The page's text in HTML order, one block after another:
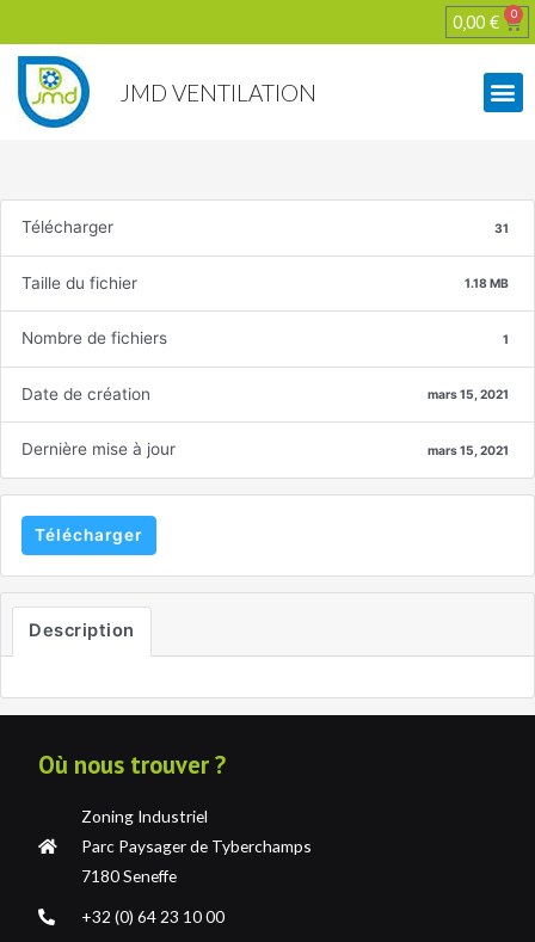
0,00 € 0
JMD VENTILATION
Télécharger 31
Taille du fichier 1.18 MB
Nombre de fichiers 1
Date de création mars 15, 2021
Dernière mise à jour mars 15, 2021
Télécharger
Description
Où nous trouver ?
Zoning Industriel
Parc Paysager de Tyberchamps
7180 Seneffe
+32 (0) 64 23 10 00